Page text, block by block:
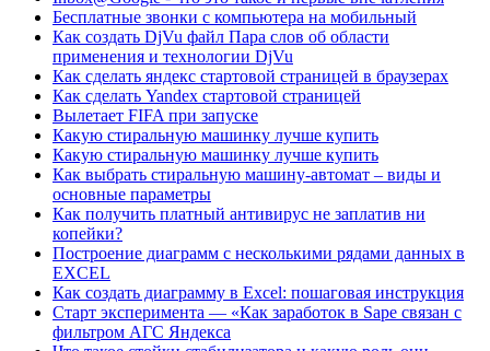
Бесплатные звонки с компьютера на мобильный
Как создать DjVu файл Пара слов об области
применения и технологии DjVu
Как сделать яндекс стартовой страницей в браузерах
Как сделать Yandex стартовой страницей
Вылетает FIFA при запуске
Какую стиральную машинку лучше купить
Какую стиральную машинку лучше купить
Как выбрать стиральную машину-автомат – виды и
основные параметры
Как получить платный антивирус не заплатив ни
копейки?
Построение диаграмм с несколькими рядами данных в
EXCEL
Как создать диаграмму в Excel: пошаговая инструкция
Старт эксперимента — «Как заработок в Sape связан с
фильтром АГС Яндекса